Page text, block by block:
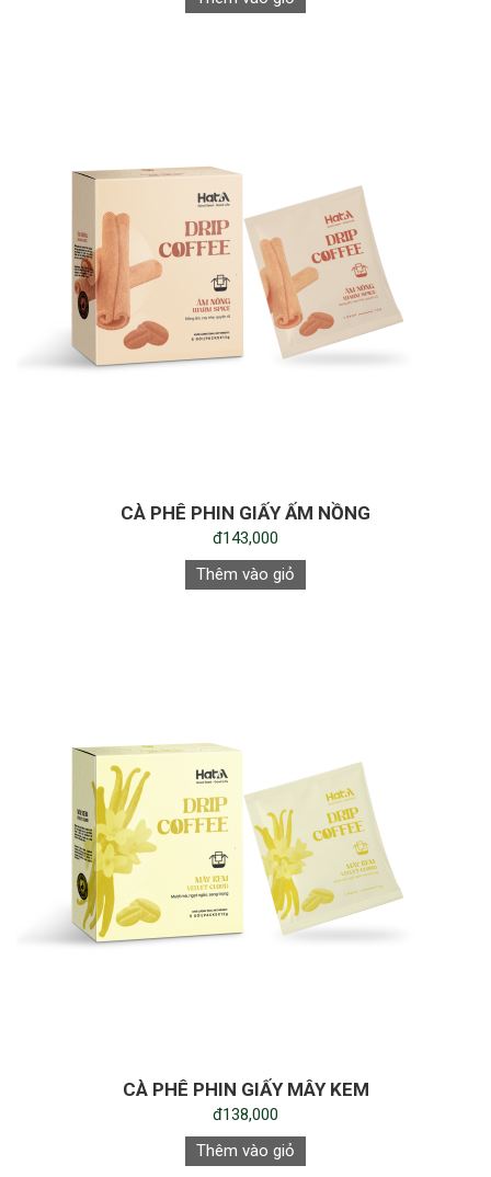
CÀ PHÊ PHIN GIẤY ẤM NỒNG
đ143,000
Thêm vào giỏ
CÀ PHÊ PHIN GIẤY MÂY KEM
đ138,000
Thêm vào giỏ